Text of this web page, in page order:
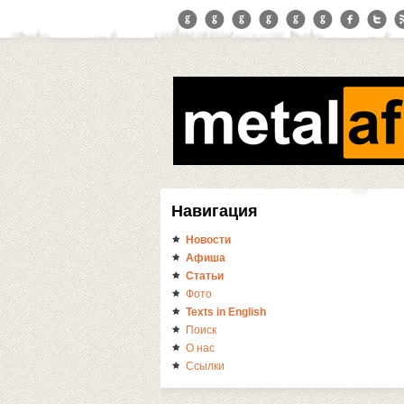
Навигация
Новости
Афиша
Статьи
Фото
Texts in English
Поиск
О нас
Ссылки